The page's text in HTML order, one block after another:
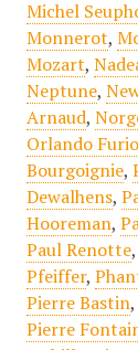
Michel
Monnerot,
Mozart,
Neptune,
Arnaud,
Orlando
Bourgoignie,
Dewalhens,
Hooreman,
Paul Renotte,
Pfeiffer,
Pierre Bastin,
Pierre